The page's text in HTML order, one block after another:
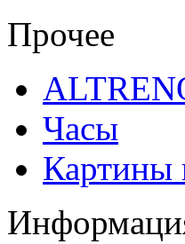
Прочее
Часы
Картины